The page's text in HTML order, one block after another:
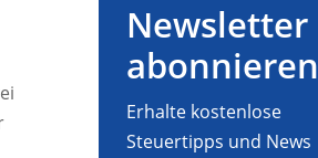
Newsletter
abonnieren
Erhalte kostenlose
Steuertipps und News